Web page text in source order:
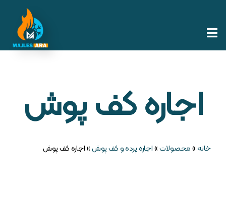
اجاره کف پوش
خانه»محصولات»اجاره پرده و کف پوش»اجاره کف پوش